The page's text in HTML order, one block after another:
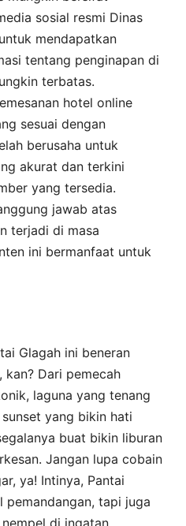
sosial resmi Dinas
mendapatkan
tentang penginapan di
terbatas.
hotel online
sesuai dengan
berusaha untuk
akurat dan terkini
yang tersedia.
jawab atas
terjadi di masa
ini bermanfaat untuk
Glagah ini beneran
kan? Dari pemecah
laguna yang tenang
yang bikin hati
buat bikin liburan
Jangan lupa cobain
ya! Intinya, Pantai
pemandangan, tapi juga
di ingatan.